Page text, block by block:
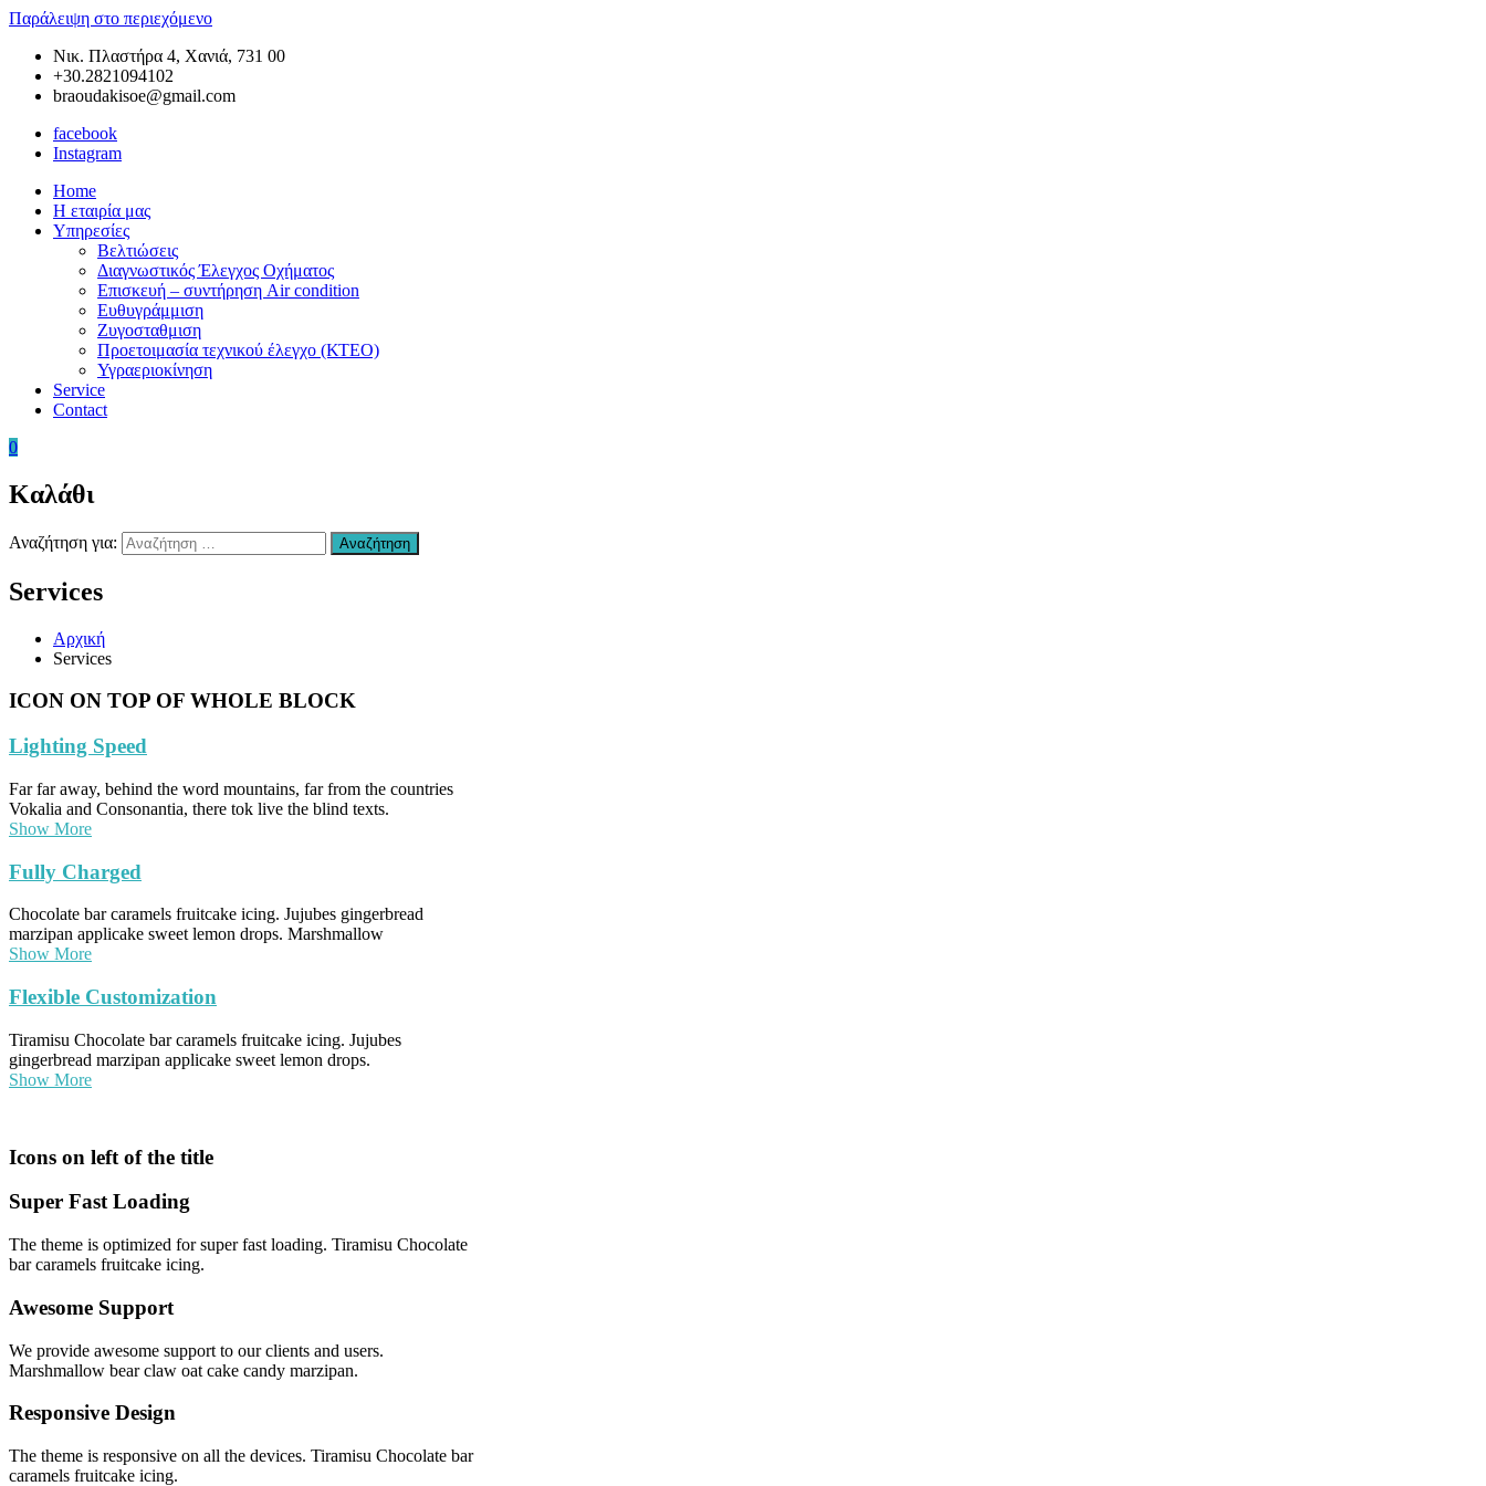
Παράλειψη στο περιεχόμενο
Νικ. Πλαστήρα 4, Χανιά, 731 00
+30.2821094102
braoudakisoe@gmail.com
facebook
Instagram
Braoudakis
Συνεργείο
Αυτοκινήτων
Ευθυγράμμιση
Ζυγοσταθμιση
–
Αυτοκινήτων
Χανιά
Επισκευή
Χανιά
–
condition
–
Αυτοκινήτων
–
Υγραεριοκινηση
Χανιά
(ΚΤΕΟ)
Βελτιώσεις
Διαγνωστικός
Έλεγχος
Οχήματος
Χανιά
Home
Η εταιρία μας
Υπηρεσίες
Βελτιώσεις
Διαγνωστικός Έλεγχος Οχήματος
Επισκευή – συντήρηση Air condition
Ευθυγράμμιση
Ζυγοσταθμιση
Προετοιμασία τεχνικού έλεγχο (ΚΤΕΟ)
Υγραεριοκίνηση
Service
Contact
0
Καλάθι
Αναζήτηση για: Αναζήτηση
Services
Αρχική
Services
ICON ON TOP OF WHOLE BLOCK
Lighting Speed
Far far away, behind the word mountains, far from the countries
Vokalia and Consonantia, there tok live the blind texts.
Show More
Fully Charged
Chocolate bar caramels fruitcake icing. Jujubes gingerbread
marzipan applicake sweet lemon drops. Marshmallow
Show More
Flexible Customization
Tiramisu Chocolate bar caramels fruitcake icing. Jujubes
gingerbread marzipan applicake sweet lemon drops.
Show More
Icons on left of the title
Super Fast Loading
The theme is optimized for super fast loading. Tiramisu Chocolate
bar caramels fruitcake icing.
Awesome Support
We provide awesome support to our clients and users.
Marshmallow bear claw oat cake candy marzipan.
Responsive Design
The theme is responsive on all the devices. Tiramisu Chocolate bar
caramels fruitcake icing.